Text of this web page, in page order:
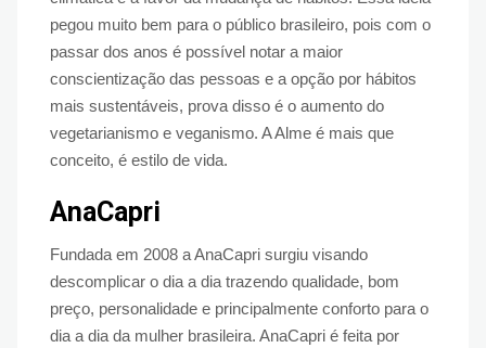
pegou muito bem para o público brasileiro, pois com o
passar dos anos é possível notar a maior
conscientização das pessoas e a opção por hábitos
mais sustentáveis, prova disso é o aumento do
vegetarianismo e veganismo. A Alme é mais que
conceito, é estilo de vida.
AnaCapri
Fundada em 2008 a AnaCapri surgiu visando
descomplicar o dia a dia trazendo qualidade, bom
preço, personalidade e principalmente conforto para o
dia a dia da mulher brasileira. AnaCapri é feita por